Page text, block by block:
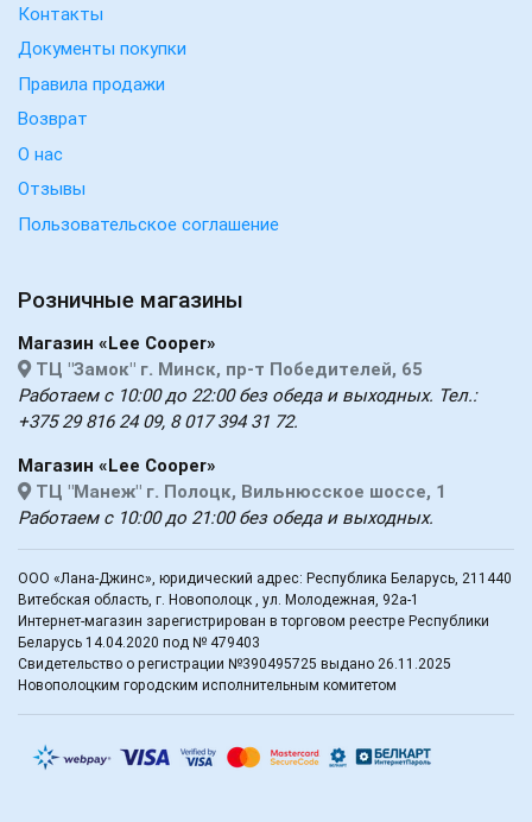
Контакты
Документы покупки
Правила продажи
Возврат
О нас
Отзывы
Пользовательское соглашение
Розничные магазины
Магазин «Lee Cooper»
ТЦ "Замок" г. Минск, пр-т Победителей, 65
Работаем с 10:00 до 22:00 без обеда и выходных. Тел.:
+375 29 816 24 09, 8 017 394 31 72.
Магазин «Lee Cooper»
ТЦ "Манеж" г. Полоцк, Вильнюсское шоссе, 1
Работаем с 10:00 до 21:00 без обеда и выходных.
ООО «Лана-Джинс», юридический адрес: Республика Беларусь, 211440
Витебская область, г. Новополоцк , ул. Молодежная, 92а-1
Интернет-магазин зарегистрирован в торговом реестре Республики
Беларусь 14.04.2020 под № 479403
Свидетельство о регистрации №390495725 выдано 26.11.2025
Новополоцким городским исполнительным комитетом